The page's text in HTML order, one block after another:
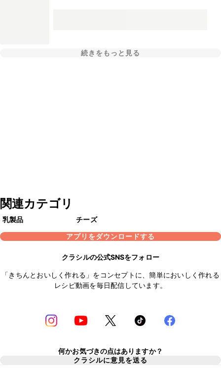
続きをもっと見る
関連カテゴリ
乳製品
チーズ
アプリをダウンロードする
クラシルの公式SNSをフォロー
「きちんとおいしく作れる」をコンセプトに、簡単においしく作れる
レシピ動画を毎日配信しています。
何かお気づきの点はありますか？
クラシルに意見を送る